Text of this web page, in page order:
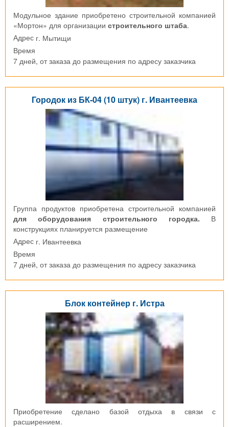
Модульное здание приобретено строительной компанией
«Мортон» для организации строительного штаба.
Адрес г. Мытищи
Время
7 дней, от заказа до размещения по адресу заказчика
Городок из БК-04 (10 штук) г. Ивантеевка
Группа продуктов приобретена строительной компанией
для оборудования строительного городка. В
конструкциях планируется размещение
Адрес г. Ивантеевка
Время
7 дней, от заказа до размещения по адресу заказчика
Блок контейнер г. Истра
Приобретение сделано базой отдыха в связи с
расширением.